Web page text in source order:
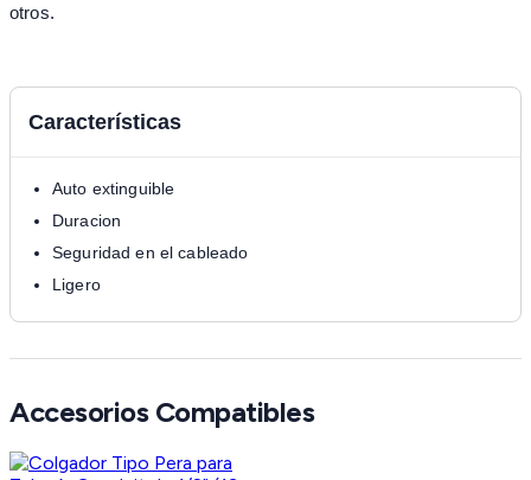
otros.
Características
Auto extinguible
Duracion
Seguridad en el cableado
Ligero
Accesorios Compatibles